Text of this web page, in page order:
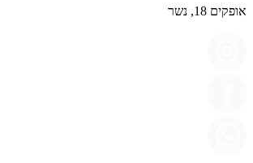
אופקים 18, נשר